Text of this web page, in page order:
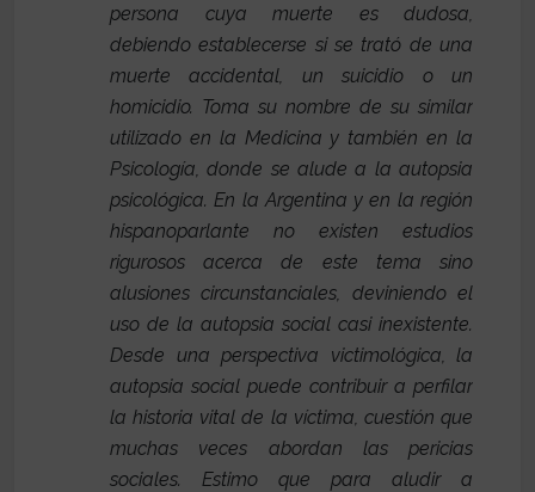
persona cuya muerte es dudosa,
debiendo establecerse si se trató de una
muerte accidental, un suicidio o un
homicidio. Toma su nombre de su similar
utilizado en la Medicina y también en la
Psicología, donde se alude a la autopsia
psicológica. En la Argentina y en la región
hispanoparlante no existen estudios
rigurosos acerca de este tema sino
alusiones circunstanciales, deviniendo el
uso de la autopsia social casi inexistente.
Desde una perspectiva victimológica, la
autopsia social puede contribuir a perfilar
la historia vital de la víctima, cuestión que
muchas veces abordan las pericias
sociales. Estimo que para aludir a